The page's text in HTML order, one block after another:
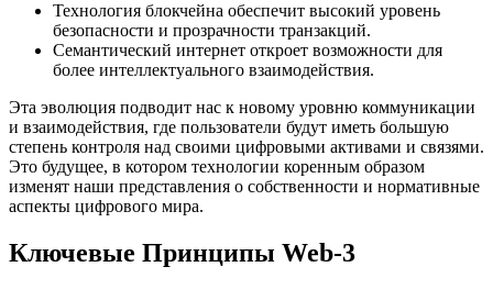
Технология блокчейна обеспечит высокий уровень
безопасности и прозрачности транзакций.
Семантический интернет откроет возможности для
более интеллектуального взаимодействия.
Эта эволюция подводит нас к новому уровню коммуникации
и взаимодействия, где пользователи будут иметь большую
степень контроля над своими цифровыми активами и связями.
Это будущее, в котором технологии коренным образом
изменят наши представления о собственности и нормативные
аспекты цифрового мира.
Ключевые Принципы Web-3